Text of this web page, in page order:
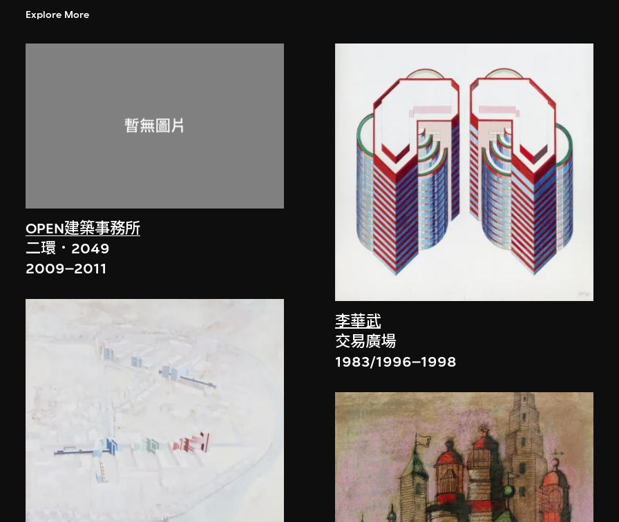
Explore More
OPEN建築事務所
二環．2049
2009–2011
李華武
交易廣場
1983/1996–1998